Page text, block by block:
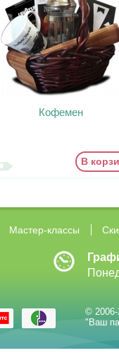
Кофемен
В
Мастер-классы
©
"Ваш